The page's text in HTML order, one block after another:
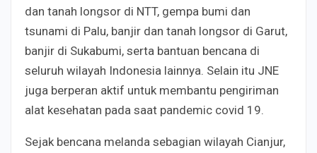
dan tanah longsor di NTT, gempa bumi dan
tsunami di Palu, banjir dan tanah longsor di Garut,
banjir di Sukabumi, serta bantuan bencana di
seluruh wilayah Indonesia lainnya. Selain itu JNE
juga berperan aktif untuk membantu pengiriman
alat kesehatan pada saat pandemic covid 19.
Sejak bencana melanda sebagian wilayah Cianjur,